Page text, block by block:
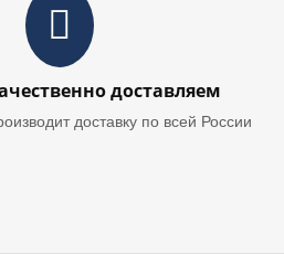
доставляем
доставку по всей России